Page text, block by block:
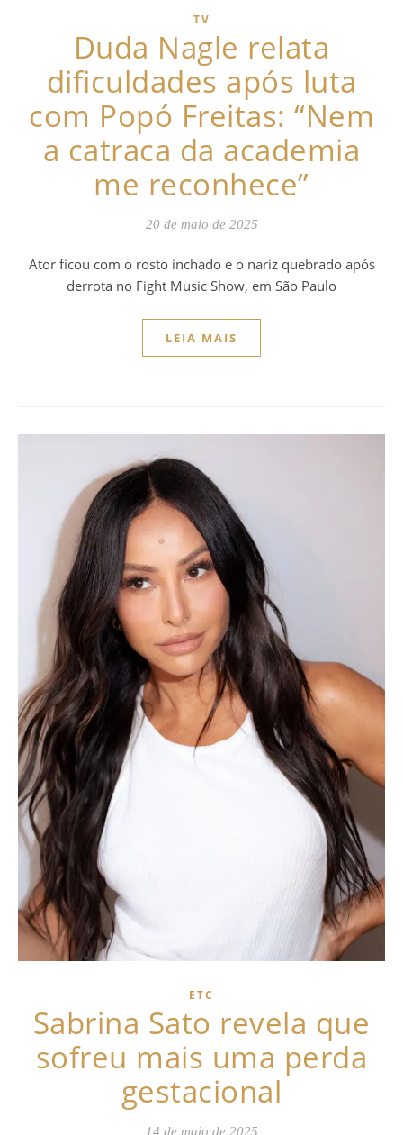
TV
Duda Nagle relata
dificuldades após luta
com Popó Freitas: “Nem
a catraca da academia
me reconhece”
20 de maio de 2025
Ator ficou com o rosto inchado e o nariz quebrado após
derrota no Fight Music Show, em São Paulo
LEIA MAIS
ETC
Sabrina Sato revela que
sofreu mais uma perda
gestacional
14 de maio de 2025